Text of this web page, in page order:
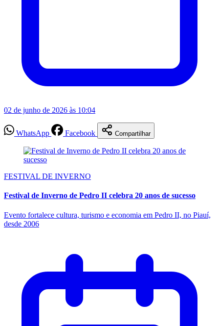
02 de junho de 2026 às 10:04
WhatsApp Facebook Compartilhar
FESTIVAL DE INVERNO
Festival de Inverno de Pedro II celebra 20 anos de sucesso
Evento fortalece cultura, turismo e economia em Pedro II, no Piauí,
desde 2006